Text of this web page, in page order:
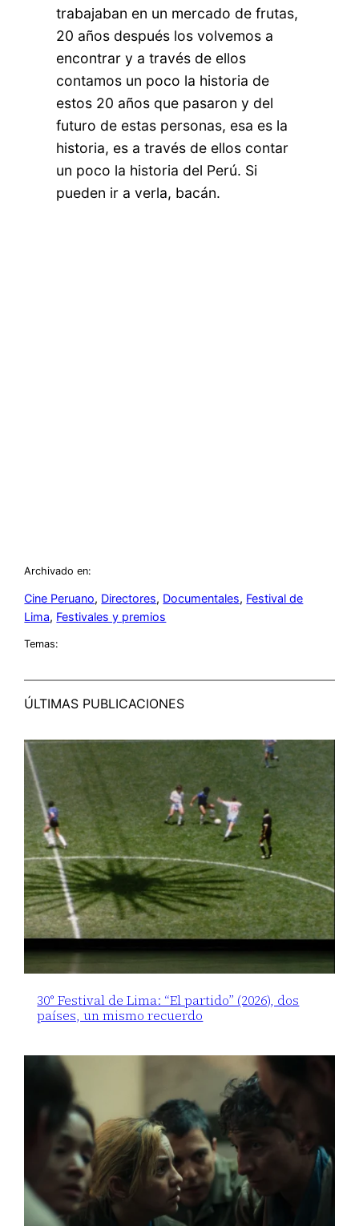
trabajaban en un mercado de frutas,
20 años después los volvemos a
encontrar y a través de ellos
contamos un poco la historia de
estos 20 años que pasaron y del
futuro de estas personas, esa es la
historia, es a través de ellos contar
un poco la historia del Perú. Si
pueden ir a verla, bacán.
Archivado en:
Cine Peruano, Directores, Documentales, Festival de
Lima, Festivales y premios
Temas:
ÚLTIMAS PUBLICACIONES
30° Festival de Lima: “El partido” (2026), dos
países, un mismo recuerdo